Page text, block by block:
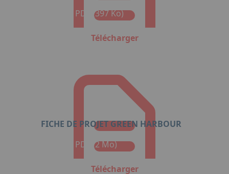
Format : PDF (397 Ko)
Télécharger
FICHE DE PROJET GREEN HARBOUR
Format : PDF (2 Mo)
Télécharger